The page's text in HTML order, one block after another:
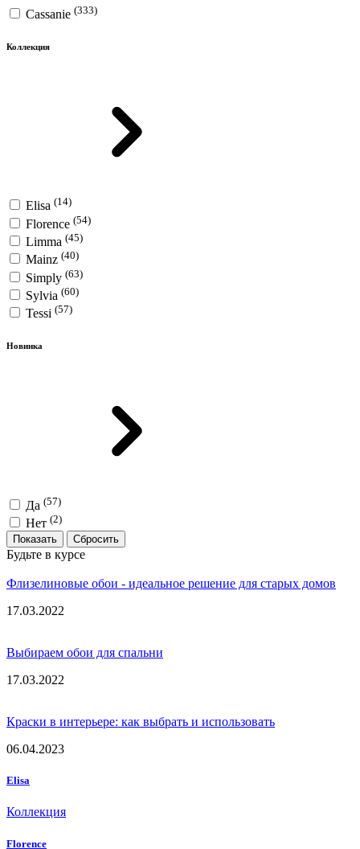
Cassanie (333)
Коллекция
Elisa (14)
Florence (54)
Limma (45)
Mainz (40)
Simply (63)
Sylvia (60)
Tessi (57)
Новинка
Да (57)
Нет (2)
Показать
Будьте в курсе
Флизелиновые обои - идеальное решение для старых домов
17.03.2022
Выбираем обои для спальни
17.03.2022
Краски в интерьере: как выбрать и использовать
06.04.2023
Elisa
Коллекция
Florence